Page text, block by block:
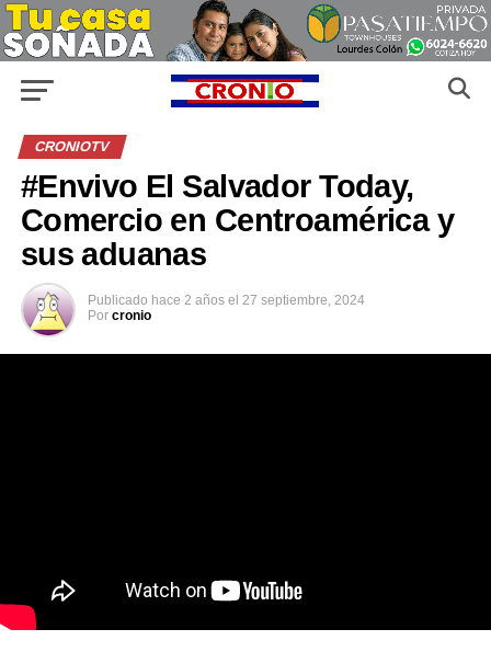
CRONIOTV
#Envivo El Salvador Today,
Comercio en Centroamérica y
sus aduanas
Publicado hace 2 años el 27 septiembre, 2024
Por cronio